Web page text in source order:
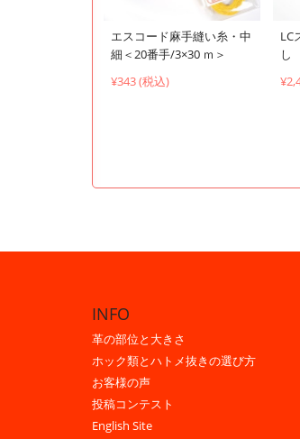
エスコード麻手縫い糸・中
細＜20番手/3×30 ｍ＞
¥343 (税込)
LC
し
INFO
革の部位と大きさ
ホック類とハトメ抜きの選び方
お客様の声
投稿コンテスト
English Site